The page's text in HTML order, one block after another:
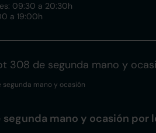
09:30 a 20:30h
a 19:00h
308 de segunda mano y
segunda mano y ocasión
segunda mano y ocasión por